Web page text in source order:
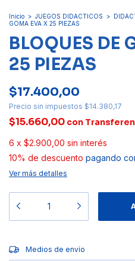
Inicio > JUEGOS DIDACTICOS >
GOMA EVA X 25 PIEZAS
BLOQUES DE
25 PIEZAS
$17.400,00
Precio sin impuestos $14.380,17
$15.660,00 con
6 x $2.900,00 sin interés
10% de descuento pagando
Ver más detalles
Entregas para el CP:
Medios de envío